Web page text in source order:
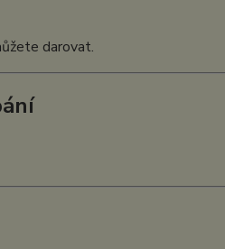
darovat.